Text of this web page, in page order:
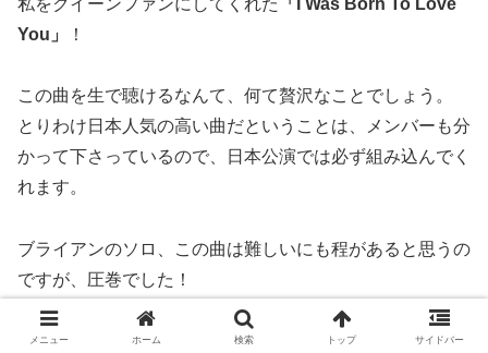
You」
！
この曲を生で聴けるなんて、何て贅沢なことでしょう。
とりわけ日本人気の高い曲だということは、メンバーも分
かって下さっているので、日本公演では必ず組み込んでく
れます。
ブライアンのソロ、この曲は難しいにも程があると思うの
ですが、圧巻でした！
フレディの歌う「You Take My Breath Away」 が流れた
メニュー ホーム 検索 トップ サイドバー